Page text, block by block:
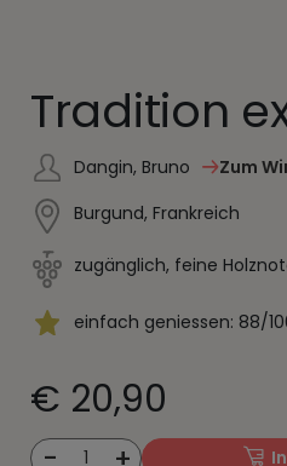
Tradition
Dangin, Bruno
Zum
Burgund, Frankreich
zugänglich, feine
einfach geniessen: 88/
€ 20,90
- 1 +